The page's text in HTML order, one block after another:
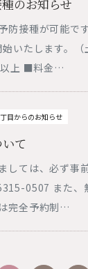
のお知らせ
防接種が可能で
いたします。
以上 ■料金…
目からのお知らせ
て
しては、必ず事
0507 また、
完全予約制…